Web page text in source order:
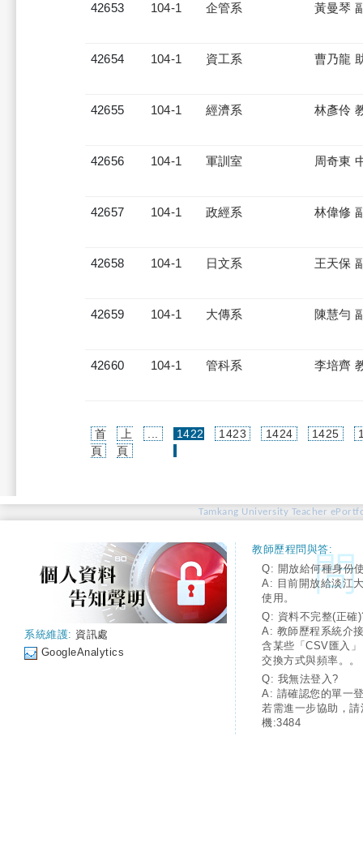
42653 104-1 企管系 黃曼琴
42654 104-1 資工系 曹乃龍
42655 104-1 經濟系 林彥伶
42656 104-1 軍訓室 周奇東
42657 104-1 政經系 林偉修
42658 104-1 日文系 王天保
42659 104-1 大傳系 陳慧勻
42660 104-1 管科系 李培齊
首
頁
上
頁
1422
1423 1424 1425
Tamkang University Teacher
系統維護: 資訊處
GoogleAnalytics
教師歷程問與答:
Q: 開放給何種身份
A: 目前開放給淡江
使用。
Q: 資料不完整(正確
A: 教師歷程系統介
含某些「CSV匯入
交換方式與頻率。。
Q: 我無法登入?
A: 請確認您的單一
若需進一步協助，
機:3484